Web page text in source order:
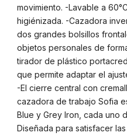
movimiento. -Lavable a
higiénizada. -Cazadora
dos grandes bolsillos
objetos personales de
tirador de plástico
que permite adaptar el
-El cierre central con
cazadora de trabajo Sofia
Blue y Grey Iron, cada uno
Diseñada para satisfacer